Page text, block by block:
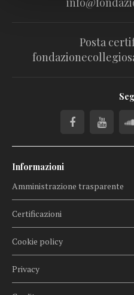
Posta
Informazioni
Amministrazione trasparente
Certificazioni
Cookie policy
Privacy